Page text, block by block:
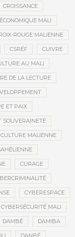
CROISSANCE
MALI
ROUGE MALIENNE
CSRÉF CUIVRE
AU MALI
DE LA LECTURE
ET PAIX
SOUVERAINETÉ
CULTURE MALIENNE
CURAGE
CYBERESPACE
CYBERSÉCURITÉ MALI
DAMBÉ DAMIBA
DANBÉ